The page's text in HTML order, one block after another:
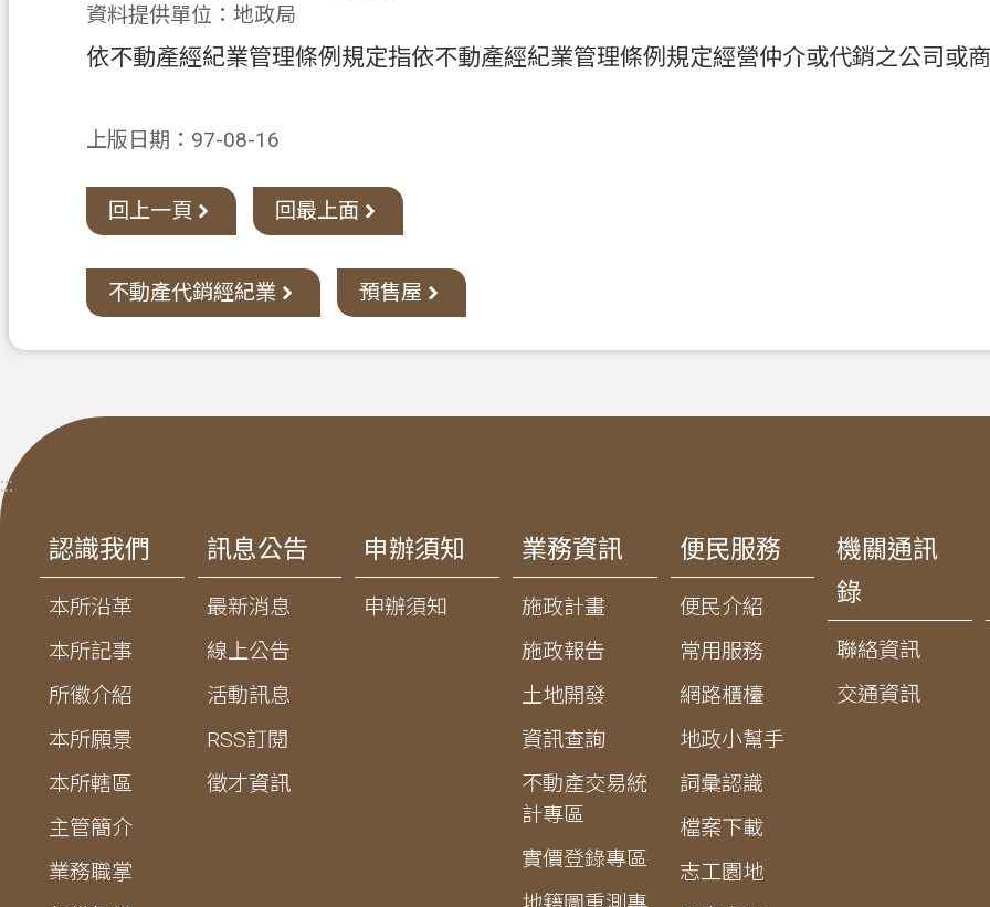
資料提供單位：地政局
依不動產經紀業管理條例規定指依不動產經紀業管理條例規定經營仲介或代銷之公司或
上版日期：97-08-16
回上一頁 回最上面
不動產代銷經紀業 預售屋
:::
認識我們
本所沿革
本所記事
所徽介紹
本所願景
本所轄區
主管簡介
業務職掌
訊息公告
最新消息
線上公告
活動訊息
RSS訂閱
徵才資訊
申辦須知
申辦須知
業務資訊
施政計畫
施政報告
土地開發
資訊查詢
不動產交易統
計專區
實價登錄專區
便民服務
便民介紹
常用服務
網路櫃檯
地政小幫手
詞彙認識
檔案下載
志工園地
機關通訊
錄
聯絡資訊
交通資訊